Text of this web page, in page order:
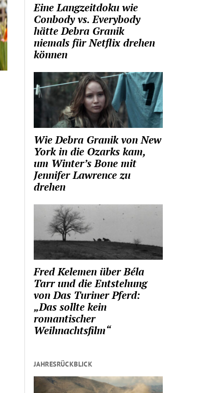
Eine Langzeitdoku wie
Conbody vs. Everybody
hätte Debra Granik
niemals für Netflix drehen
können
Wie Debra Granik von New
York in die Ozarks kam,
um Winter’s Bone mit
Jennifer Lawrence zu
drehen
Fred Kelemen über Béla
Tarr und die Entstehung
von Das Turiner Pferd:
„Das sollte kein
romantischer
Weihnachtsfilm“
JAHRESRÜCKBLICK